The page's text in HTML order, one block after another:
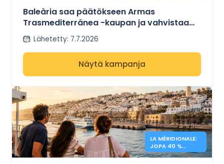
Baleària saa päätökseen Armas
Trasmediterránea -kaupan ja vahvistaa
lauttayhteyksiä Espanjan ja Pohjois-
Afrikan välillä
Lähetetty: 7.7.2026
Näytä kampanja
LA MÉRIDIONALE:
JOPA 40 %
ALENNUS